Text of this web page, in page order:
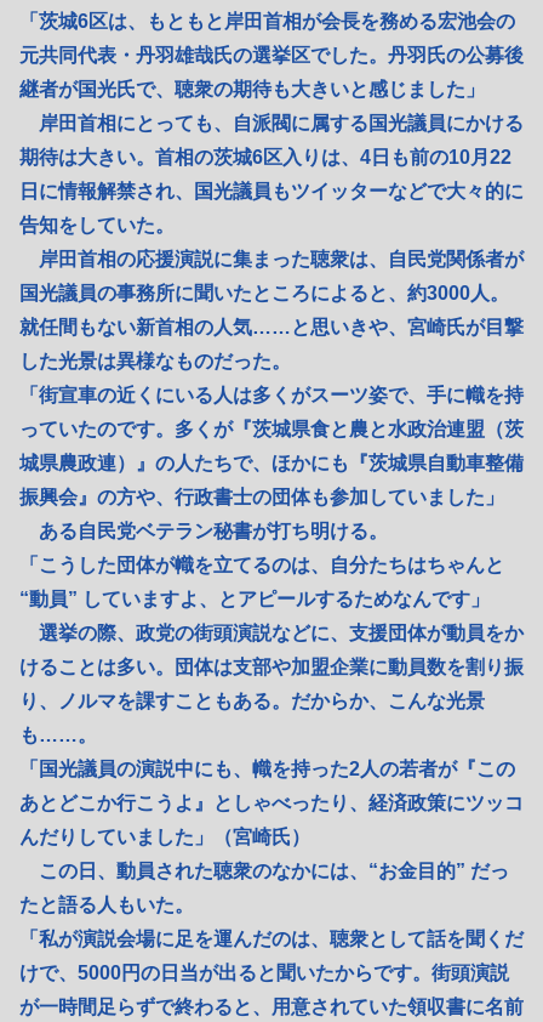
「茨城6区は、もともと岸田首相が会長を務める宏池会の
元共同代表・丹羽雄哉氏の選挙区でした。丹羽氏の公募後
継者が国光氏で、聴衆の期待も大きいと感じました」
岸田首相にとっても、自派閥に属する国光議員にかける
期待は大きい。首相の茨城6区入りは、4日も前の10月22
日に情報解禁され、国光議員もツイッターなどで大々的に
告知をしていた。
岸田首相の応援演説に集まった聴衆は、自民党関係者が
国光議員の事務所に聞いたところによると、約3000人。
就任間もない新首相の人気……と思いきや、宮崎氏が目撃
した光景は異様なものだった。
「街宣車の近くにいる人は多くがスーツ姿で、手に幟を持
っていたのです。多くが『茨城県食と農と水政治連盟（茨
城県農政連）』の人たちで、ほかにも『茨城県自動車整備
振興会』の方や、行政書士の団体も参加していました」
ある自民党ベテラン秘書が打ち明ける。
「こうした団体が幟を立てるのは、自分たちはちゃんと
“動員” していますよ、とアピールするためなんです」
選挙の際、政党の街頭演説などに、支援団体が動員をか
けることは多い。団体は支部や加盟企業に動員数を割り振
り、ノルマを課すこともある。だからか、こんな光景
も……。
「国光議員の演説中にも、幟を持った2人の若者が『この
あとどこか行こうよ』としゃべったり、経済政策にツッコ
んだりしていました」（宮崎氏）
この日、動員された聴衆のなかには、“お金目的” だっ
たと語る人もいた。
「私が演説会場に足を運んだのは、聴衆として話を聞くだ
けで、5000円の日当が出ると聞いたからです。街頭演説
が一時間足らずで終わると、用意されていた領収書に名前